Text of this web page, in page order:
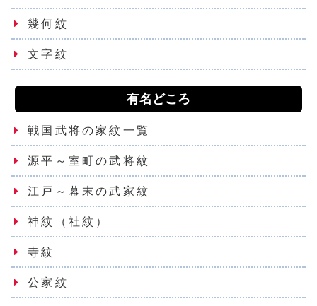
幾何紋
文字紋
有名どころ
戦国武将の家紋一覧
源平～室町の武将紋
江戸～幕末の武家紋
神紋（社紋）
寺紋
公家紋